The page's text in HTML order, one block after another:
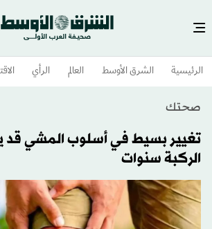
الرئيسية الشرق الأوسط​ العالم الرأي
صحتك
تغيير بسيط في أسلوب المشي قد
الركبة سنوات